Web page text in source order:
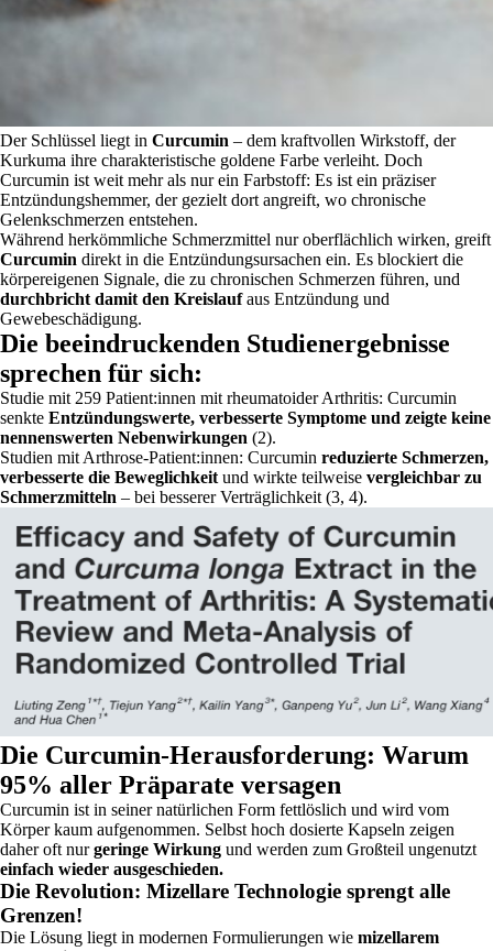
Der Schlüssel liegt in Curcumin – dem kraftvollen Wirkstoff, der
Kurkuma ihre charakteristische goldene Farbe verleiht. Doch
Curcumin ist weit mehr als nur ein Farbstoff: Es ist ein präziser
Entzündungshemmer, der gezielt dort angreift, wo chronische
Gelenkschmerzen entstehen.
Während herkömmliche Schmerzmittel nur oberflächlich wirken, greift
Curcumin direkt in die Entzündungsursachen ein. Es blockiert die
körpereigenen Signale, die zu chronischen Schmerzen führen, und
durchbricht damit den Kreislaufaus Entzündung und
Gewebeschädigung.
Die beeindruckenden Studienergebnisse
sprechen für sich:
Studie mit 259 Patient:innen mit rheumatoider Arthritis: Curcumin
senkte Entzündungswerte, verbesserte Symptome und zeigte keine
nennenswerten Nebenwirkungen (2).
Studien mit Arthrose-Patient:innen: Curcumin reduzierte Schmerzen,
verbesserte die Beweglichkeit und wirkte teilweise vergleichbar zu
Schmerzmitteln – bei besserer Verträglichkeit (3, 4).
Die Curcumin-Herausforderung: Warum
95% aller Präparate versagen
Curcumin ist in seiner natürlichen Form fettlöslich und wird vom
Körper kaum aufgenommen. Selbst hoch dosierte Kapseln zeigen
daher oft nurgeringe Wirkung und werden zum Großteil ungenutzt
einfach wieder ausgeschieden.
Die Revolution: Mizellare Technologie sprengt alle
Grenzen!
Die Lösung liegt in modernen Formulierungen wie mizellarem